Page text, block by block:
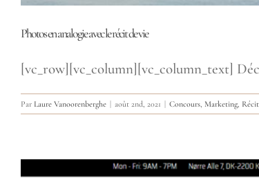
Photos en analogie avec le récit de vie
[vc_row][vc_column][vc_column_text]
Par Laure Vanoorenberghe | août 2nd, 2021 | Concours Marketing,